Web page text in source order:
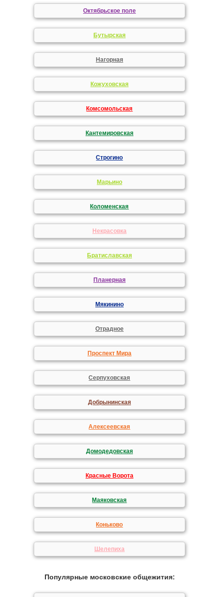
Октябрьское поле
Бутырская
Нагорная
Кожуховская
Комсомольская
Кантемировская
Строгино
Марьино
Коломенская
Некрасовка
Братиславская
Планерная
Мякинино
Отрадное
Проспект Мира
Серпуховская
Добрынинская
Алексеевская
Домодедовская
Красные Ворота
Маяковская
Коньково
Шелепиха
Популярные московские общежития: